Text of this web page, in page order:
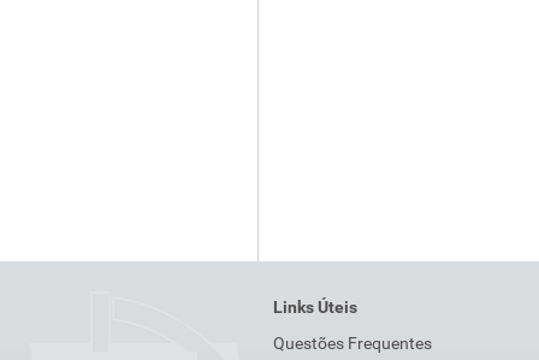
Links Úteis
Questões Frequentes